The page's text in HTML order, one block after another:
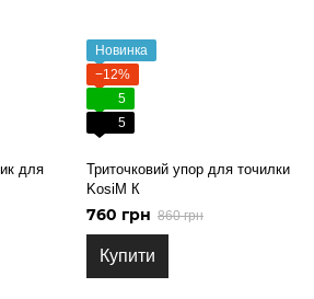
для
Новинка
−12%
5
5
Триточковий упор для точилки
KosiM К
760 грн 860 грн
Купити